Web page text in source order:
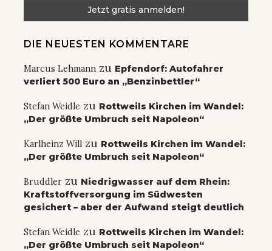
DIE NEUESTEN KOMMENTARE
Marcus Lehmann zu Epfendorf: Autofahrer
verliert 500 Euro an „Benzinbettler“
Stefan Weidle zu Rottweils Kirchen im Wandel:
„Der größte Umbruch seit Napoleon“
Karlheinz Will zu Rottweils Kirchen im Wandel:
„Der größte Umbruch seit Napoleon“
Bruddler zu Niedrigwasser auf dem Rhein:
Kraftstoffversorgung im Südwesten
gesichert – aber der Aufwand steigt deutlich
Stefan Weidle zu Rottweils Kirchen im Wandel:
„Der größte Umbruch seit Napoleon“